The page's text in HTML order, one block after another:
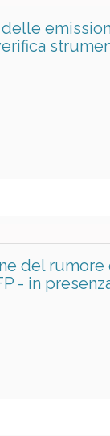
del
- in